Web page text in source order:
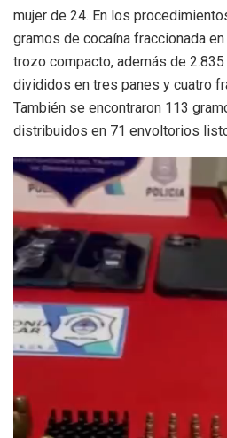
mujer de 24. En los
gramos de cocaína fraccionada
trozo compacto, además de
divididos en tres panes y cuatro
También se encontraron 113
distribuidos en 71 envoltorios
Reproductor
de
video